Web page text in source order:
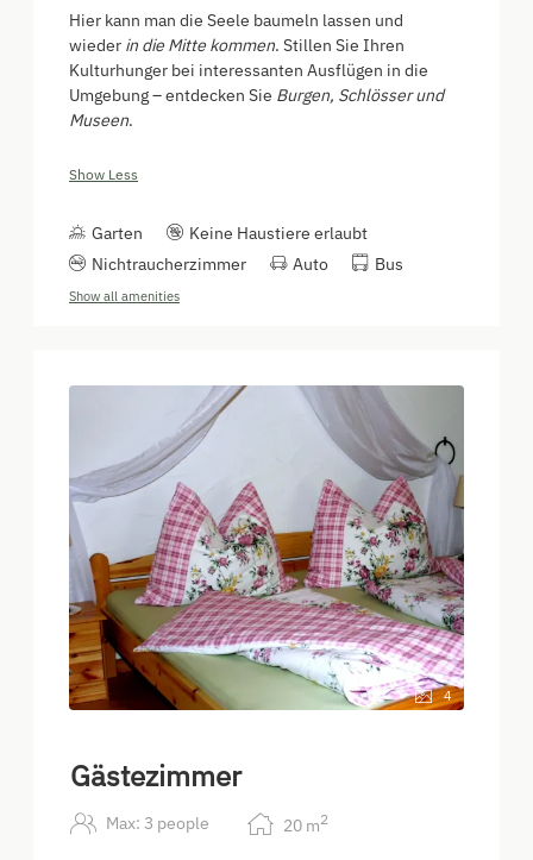
Hier kann man die Seele baumeln lassen und
wieder in die Mitte kommen. Stillen Sie Ihren
Kulturhunger bei interessanten Ausflügen in die
Umgebung – entdecken Sie Burgen, Schlösser und
Museen.
Show Less
Garten
Keine Haustiere erlaubt
Nichtraucherzimmer
Auto Bus
Show all amenities
4
Gästezimmer
Max: 3 people 20 m2